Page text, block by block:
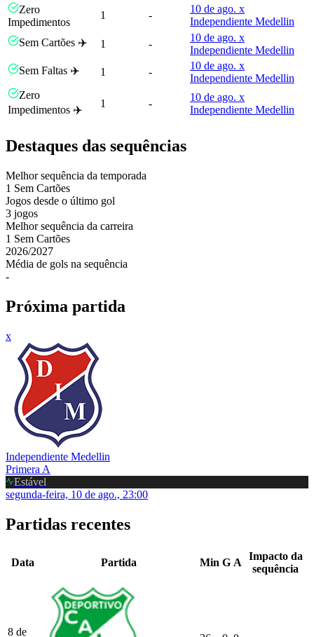
Zero
Impedimentos
1 -
10 de ago. x
Independiente Medellin
Sem Cartões ✈️
1 -
10 de ago. x
Independiente Medellin
Sem Faltas ✈️
1 -
10 de ago. x
Independiente Medellin
Zero
Impedimentos ✈️
1 -
10 de ago. x
Independiente Medellin
Destaques das sequências
Melhor sequência da temporada
1 Sem Cartões
Jogos desde o último gol
3 jogos
Melhor sequência da carreira
1 Sem Cartões
2026/2027
Média de gols na sequência
-
Próxima partida
x
Independiente Medellin
Primera A
Estável
segunda-feira, 10 de ago., 23:00
Partidas recentes
Data Partida Min G A
Impacto da
sequência
8 de